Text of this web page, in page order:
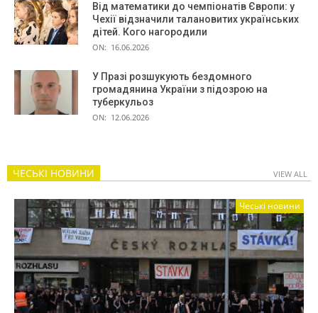
Від математики до чемпіонатів Європи: у
Чехії відзначили талановитих українських
дітей. Кого нагородили
ON: 16.06.2026
У Празі розшукують бездомного
громадянина України з підозрою на
туберкульоз
ON: 12.06.2026
ЧЕСЬКІ НОВИНИ VIEW ALL
Чеські новини